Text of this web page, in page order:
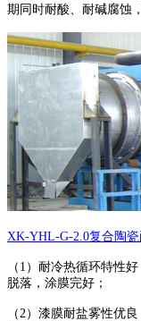
期同时耐酸、耐碱腐蚀
XK-YHL-G-2.0复合陶
（1）耐冷热循环特性
脱落，涂膜完好；
（2）漆膜耐盐雾性优